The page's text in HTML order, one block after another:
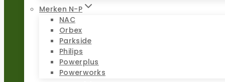
Merken N-P
NAC
Orbex
Parkside
Philips
Powerplus
Powerworks